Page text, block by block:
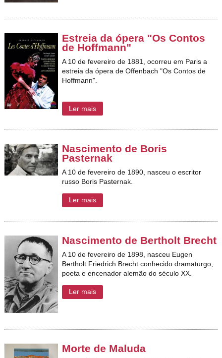
Estreia da ópera "Os Contos
de Hoffmann"
A 10 de fevereiro de 1881, ocorreu em Paris a
estreia da ópera de Offenbach "Os Contos de
Hoffmann".
Ler mais
Nascimento de Boris
Pasternak
A 10 de fevereiro de 1890, nasceu o escritor
russo Boris Pasternak.
Ler mais
Nascimento de Bertholt Brecht
A 10 de fevereiro de 1898, nasceu Eugen
Bertholt Friedrich Brecht conhecido dramaturgo,
poeta e encenador alemão do século XX.
Ler mais
Morte de Maluda